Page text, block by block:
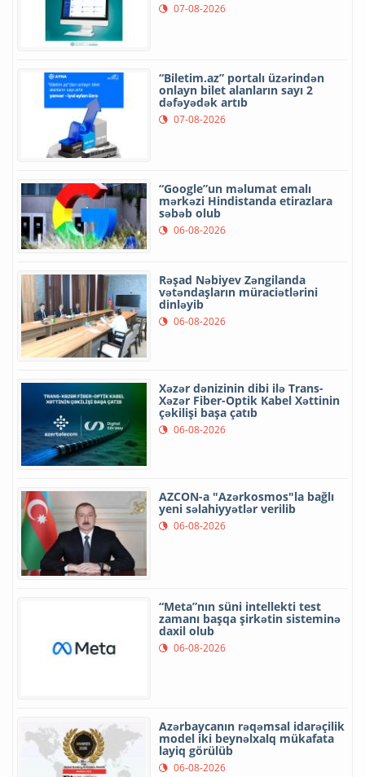
07-08-2026
“Biletim.az” portalı üzərindən
onlayn bilet alanların sayı 2
dəfəyədək artıb
07-08-2026
“Google”un məlumat emalı
mərkəzi Hindistanda etirazlara
səbəb olub
06-08-2026
Rəşad Nəbiyev Zəngilanda
vətəndaşların müraciətlərini
dinləyib
06-08-2026
Xəzər dənizinin dibi ilə Trans-
Xəzər Fiber-Optik Kabel Xəttinin
çəkilişi başa çatıb
06-08-2026
AZCON-a "Azərkosmos"la bağlı
yeni səlahiyyətlər verilib
06-08-2026
“Meta”nın süni intellekti test
zamanı başqa şirkətin sisteminə
daxil olub
06-08-2026
Azərbaycanın rəqəmsal idarəçilik
model iki beynəlxalq mükafata
layiq görülüb
06-08-2026